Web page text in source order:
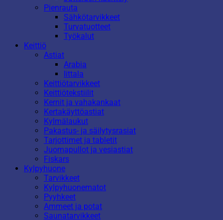
Pienrauta
Sähkötarvikkeet
Turvatuotteet
Työkalut
Keittiö
Astiat
Arabia
Iittala
Keittiötarvikkeet
Keittiötekstiilit
Kernit ja vahakankaat
Kertakäyttöastiat
Kylmälaukut
Pakastus- ja säilytysrasiat
Tarjottimet ja tabletit
Juomapullot ja vesiastiat
Fiskars
Kylpyhuone
Tarvikkeet
Kylpyhuonematot
Pyyhkeet
Ammeet ja potat
Saunatarvikkeet